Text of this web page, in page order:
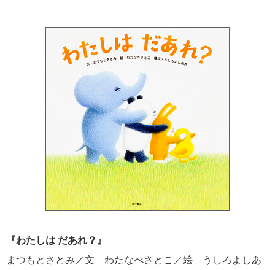
『わたしは だあれ？』
まつもとさとみ／文 わたなべさとこ／絵 うしろよしあ